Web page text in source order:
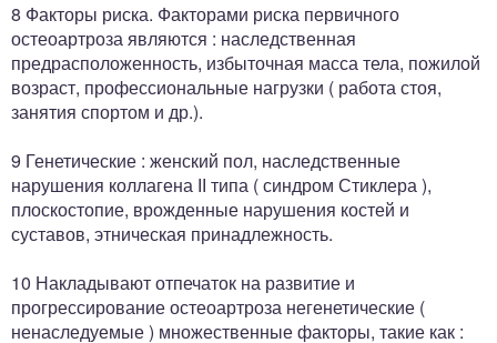
8 Факторы риска. Факторами риска первичного
остеоартроза являются : наследственная
предрасположенность, избыточная масса тела, пожилой
возраст, профессиональные нагрузки ( работа стоя,
занятия спортом и др.).
9 Генетические : женский пол, наследственные
нарушения коллагена ІІ типа ( синдром Стиклера ),
плоскостопие, врожденные нарушения костей и
суставов, этническая принадлежность.
10 Накладывают отпечаток на развитие и
прогрессирование остеоартроза негенетические (
ненаследуемые ) множественные факторы, такие как :